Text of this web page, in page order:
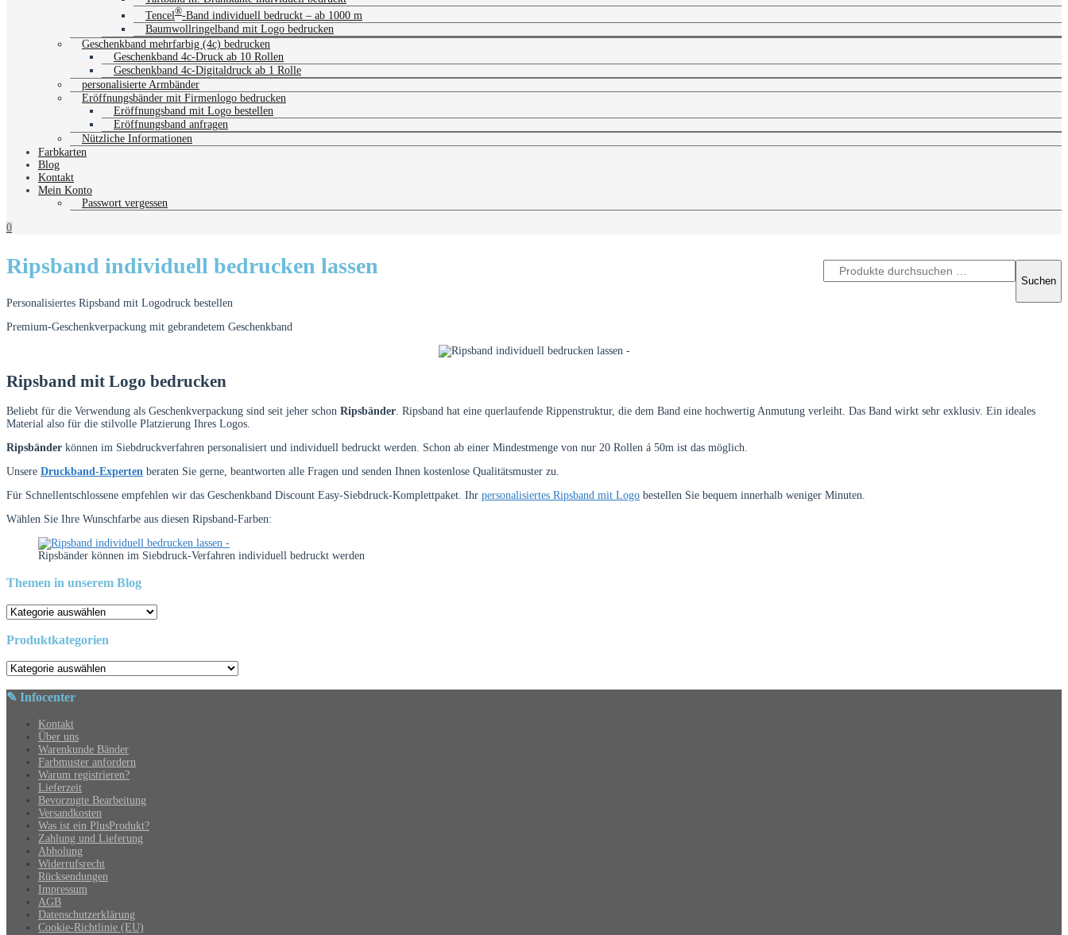
Tencel®-Band individuell bedruckt – ab 1000 m
Baumwollringelband mit Logo bedrucken
Geschenkband mehrfarbig (4c) bedrucken
Geschenkband 4c-Druck ab 10 Rollen
Geschenkband 4c-Digitaldruck ab 1 Rolle
personalisierte Armbänder
Eröffnungsbänder mit Firmenlogo bedrucken
Eröffnungsband mit Logo bestellen
Eröffnungsband anfragen
Nützliche Informationen
Farbkarten
Blog
Kontakt
Mein Konto
Passwort vergessen
0
Ripsband individuell bedrucken lassen
Personalisiertes Ripsband mit Logodruck bestellen
Premium-Geschenkverpackung mit gebrandetem Geschenkband
Ripsband mit Logo bedrucken
Beliebt für die Verwendung als Geschenkverpackung sind seit jeher schon Ripsbänder . Ripsband hat eine querlaufende Rippenstruktur, die dem Band eine hochwertig Anmutung verleiht. Das Band wirkt sehr exklusiv. Ein ideales
Material also für die stilvolle Platzierung Ihres Logos.
Ripsbänder können im Siebdruckverfahren personalisiert und individuell bedruckt werden. Schon ab einer Mindestmenge von nur 20 Rollen á 50m ist das möglich.
Unsere Druckband-Experten beraten Sie gerne, beantworten alle Fragen und senden Ihnen kostenlose Qualitätsmuster zu.
Für Schnellentschlossene empfehlen wir das Geschenkband Discount Easy-Siebdruck-Komplettpaket. Ihr personalisiertes Ripsband mit Logo bestellen Sie bequem innerhalb weniger Minuten.
Wählen Sie Ihre Wunschfarbe aus diesen Ripsband-Farben:
Ripsbänder können im Siebdruck-Verfahren individuell bedruckt werden
Themen in unserem Blog
Themen
in
unserem
Blog
Produktkategorien
✎ Infocenter
Kontakt
Über uns
Warenkunde Bänder
Farbmuster anfordern
Warum registrieren?
Lieferzeit
Bevorzugte Bearbeitung
Versandkosten
Was ist ein PlusProdukt?
Zahlung und Lieferung
Abholung
Widerrufsrecht
Rücksendungen
Impressum
AGB
Datenschutzerklärung
Cookie-Richtlinie (EU)